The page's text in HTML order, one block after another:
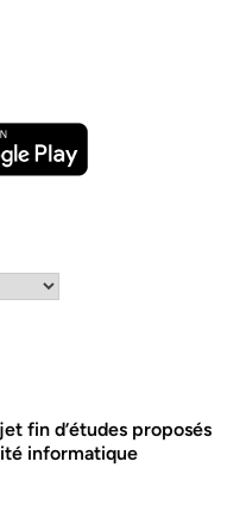
fin d’études proposés
informatique